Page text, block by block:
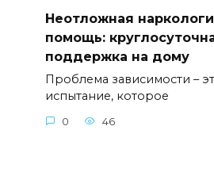
Неотложная
помощь:
поддержка на дому
Проблема зависимости –
испытание, которое
0 46